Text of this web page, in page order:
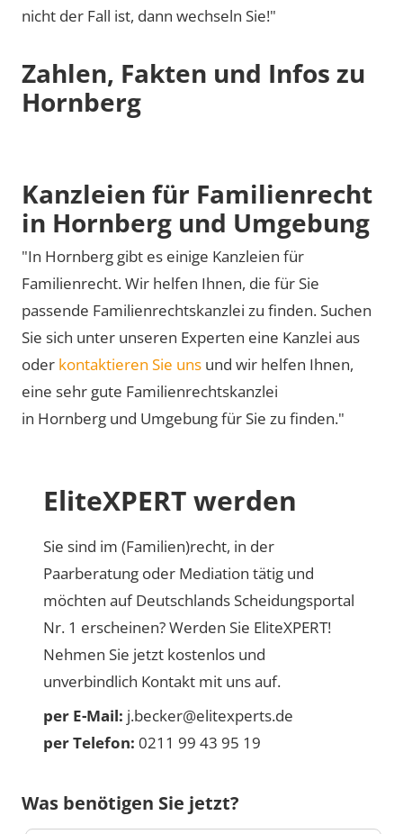
nicht der Fall ist, dann wechseln Sie!"
Zahlen, Fakten und Infos zu
Hornberg
Kanzleien für Familienrecht
in Hornberg und Umgebung
"In Hornberg gibt es einige Kanzleien für
Familienrecht. Wir helfen Ihnen, die für Sie
passende Familienrechtskanzlei zu finden. Suchen
Sie sich unter unseren Experten eine Kanzlei aus
oder kontaktieren Sie uns und wir helfen Ihnen,
eine sehr gute Familienrechtskanzlei
in Hornberg und Umgebung für Sie zu finden."
EliteXPERT werden
Sie sind im (Familien)recht, in der
Paarberatung oder Mediation tätig und
möchten auf Deutschlands Scheidungsportal
Nr. 1 erscheinen? Werden Sie EliteXPERT!
Nehmen Sie jetzt kostenlos und
unverbindlich Kontakt mit uns auf.
per E-Mail: j.becker@elitexperts.de
per Telefon: 0211 99 43 95 19
Was benötigen Sie jetzt?